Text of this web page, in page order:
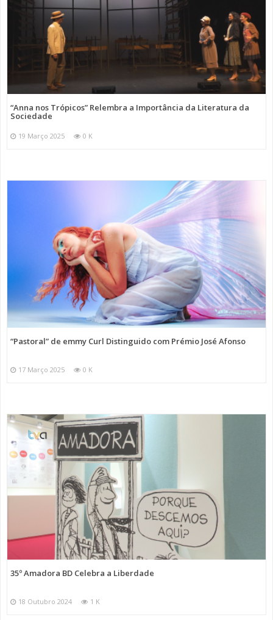
“Anna nos Trópicos” Relembra a Importância da Literatura da
Sociedade
19 Março 2025 0 K
“Pastoral” de emmy Curl Distinguido com Prémio José Afonso
17 Março 2025 0 K
35º Amadora BD Celebra a Liberdade
18 Outubro 2024 1 K